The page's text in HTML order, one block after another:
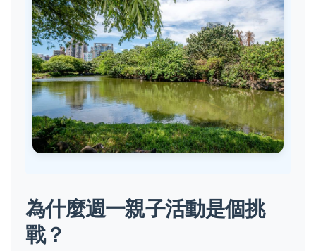
為什麼週一親子活動是個挑
戰？